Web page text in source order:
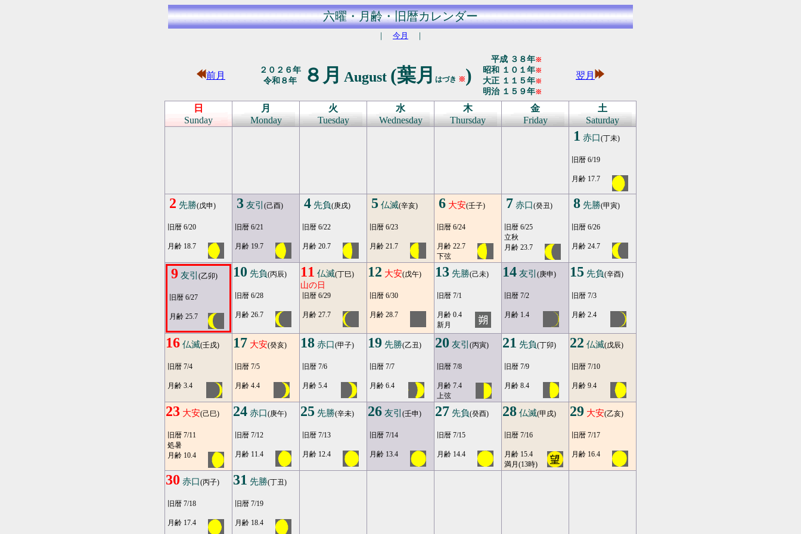
六曜・月齢・旧暦カレンダー
｜ 今月 ｜
前月
２０２６年
令和８年
８月 August (葉月 はづき ※)
平成 ３８年※
昭和 １０１年※
大正 １１５年※
明治 １５９年※
翌月
日
Sunday
月
Monday
火
Tuesday
水
Wednesday
木
Thursday
金
Friday
土
Saturday
1 赤口(丁未)
旧暦 6/19
月齢 17.7
2 先勝(戊申)
旧暦 6/20
月齢 18.7
3 友引 (己酉)
旧暦 6/21
月齢 19.7
4 先負(庚戌)
旧暦 6/22
月齢 20.7
5 仏滅(辛亥)
旧暦 6/23
月齢 21.7
6 大安(壬子)
旧暦 6/24
月齢 22.7
下弦
7 赤口(癸丑)
旧暦 6/25
立秋
月齢 23.7
8 先勝(甲寅)
旧暦 6/26
月齢 24.7
9 友引 (乙卯)
旧暦 6/27
月齢 25.7
10 先負(丙辰)
旧暦 6/28
月齢 26.7
11 仏滅(丁巳)
山の日
旧暦 6/29
月齢 27.7
12 大安(戊午)
旧暦 6/30
月齢 28.7
13 先勝(己未)
旧暦 7/1
月齢 0.4
新月
14 友引 (庚申)
旧暦 7/2
月齢 1.4
15 先負(辛酉)
旧暦 7/3
月齢 2.4
16 仏滅(壬戌)
旧暦 7/4
月齢 3.4
17 大安(癸亥)
旧暦 7/5
月齢 4.4
18 赤口(甲子)
旧暦 7/6
月齢 5.4
19 先勝(乙丑)
旧暦 7/7
月齢 6.4
20 友引 (丙寅)
旧暦 7/8
月齢 7.4
上弦
21 先負(丁卯)
旧暦 7/9
月齢 8.4
22 仏滅(戊辰)
旧暦 7/10
月齢 9.4
23 大安(己巳)
旧暦 7/11
処暑
月齢 10.4
24 赤口(庚午)
旧暦 7/12
月齢 11.4
25 先勝(辛未)
旧暦 7/13
月齢 12.4
26 友引 (壬申)
旧暦 7/14
月齢 13.4
27 先負(癸酉)
旧暦 7/15
月齢 14.4
28 仏滅(甲戌)
旧暦 7/16
月齢 15.4
満月(13時)
29 大安(乙亥)
旧暦 7/17
月齢 16.4
30 赤口(丙子)
旧暦 7/18
月齢 17.4
31 先勝(丁丑)
旧暦 7/19
月齢 18.4